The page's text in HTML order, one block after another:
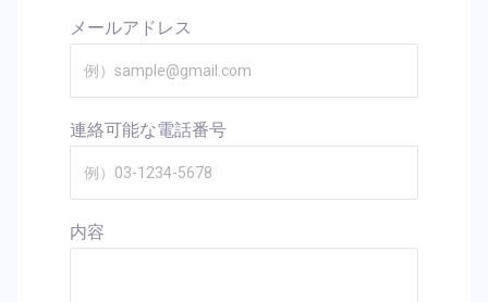
メールアドレス
連絡可能な電話番号
内容